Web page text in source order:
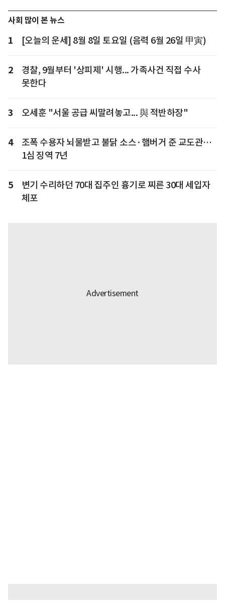
사회 많이 본 뉴스
1 [오늘의 운세] 8월 8일 토요일 (음력 6월 26일 甲寅)
2
경찰, 9월부터 '상피제' 시행... 가족사건 직접 수사
못한다
3 오세훈 "서울 공급 씨말려놓고... 與 적반하장"
4
조폭 수용자 뇌물받고 불닭 소스·햄버거 준 교도관…
1심 징역 7년
5
변기 수리하던 70대 집주인 흉기로 찌른 30대 세입자
체포